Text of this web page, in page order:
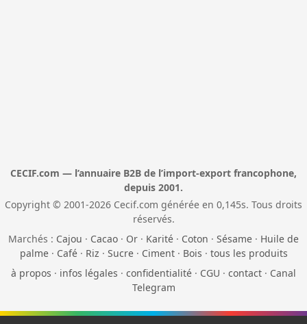
CECIF.com — l’annuaire B2B de l’import-export francophone,
depuis 2001.
Copyright © 2001-2026 Cecif.com générée en 0,145s. Tous droits
réservés.
Marchés : Cajou · Cacao · Or · Karité · Coton · Sésame · Huile de
palme· Café· Riz · Sucre· Ciment· Bois · tous les produits
à propos · infos légales · confidentialité · CGU · contact · Canal
Telegram